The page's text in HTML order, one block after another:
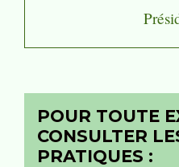
POUR TOUTE
CONSULTER
PRATIQUES :